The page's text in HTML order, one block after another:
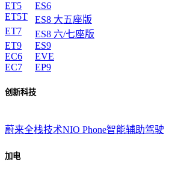
ET5
ET5T
ET7
ET9
EC6
EC7
ES6
ES8 大五座版
ES8 六/七座版
ES9
EVE
EP9
创新科技
蔚来全栈技术NIO Phone智能辅助驾驶
加电